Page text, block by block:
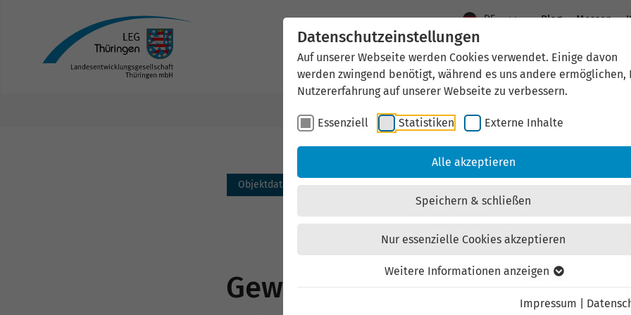
Datenschutzeinstellungen
Auf unserer Webseite werden Cookies verwendet. Einige davon
werden zwingend benötigt, während es uns andere ermöglichen,
Nutzererfahrung auf unserer Webseite zu verbessern.
Essenziell Statistiken Externe Inhalte
Alle akzeptieren
Speichern & schließen
Nur essenzielle Cookies akzeptieren
Weitere Informationen anzeigen
Impressum
DE Blog Messen
Aktuelles Standort Thüringen
Immobilien Immobilienangebote Kaufen
Objektdaten Ihr
Gewerbegebiet "An der